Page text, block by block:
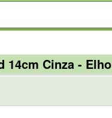
14cm Cinza - Elho